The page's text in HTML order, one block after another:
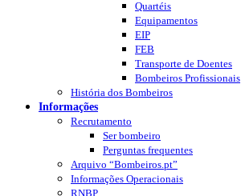
Quartéis
Equipamentos
EIP
FEB
Transporte de Doentes
Bombeiros Profissionais
História dos Bombeiros
Informações
Recrutamento
Ser bombeiro
Perguntas frequentes
Arquivo “Bombeiros.pt”
Informações Operacionais
RNBP